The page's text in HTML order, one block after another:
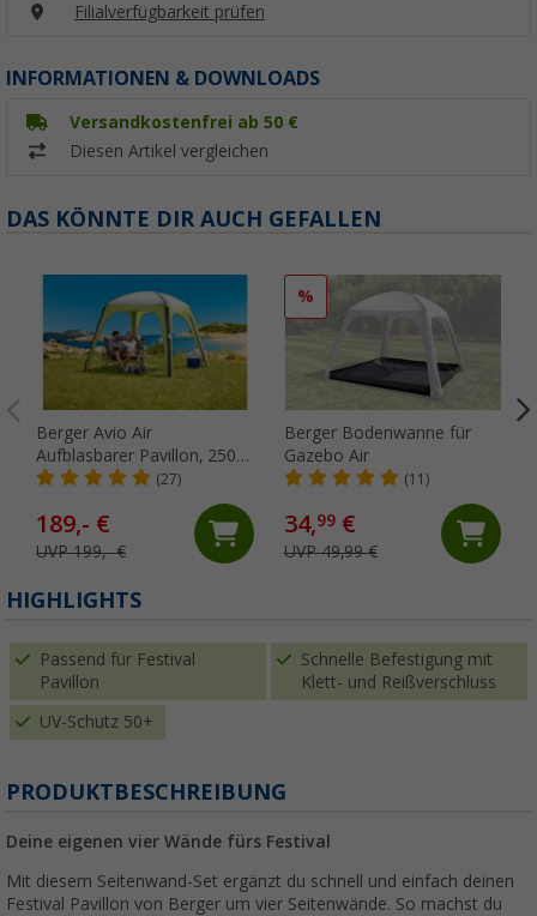
Filialverfügbarkeit prüfen
INFORMATIONEN & DOWNLOADS
Versandkostenfrei ab 50 €
Diesen Artikel vergleichen
DAS KÖNNTE DIR AUCH GEFALLEN
Berger Avio Air
Aufblasbarer Pavillon, 250 x
250 cm
(27)
189,- €
UVP 199,- €
%
Berger Bodenwanne für
Gazebo Air
(11)
34,99€
UVP 49,99 €
HIGHLIGHTS
Passend für Festival
Pavillon
Schnelle Befestigung mit
Klett- und Reißverschluss
UV-Schutz 50+
PRODUKTBESCHREIBUNG
Deine eigenen vier Wände fürs Festival
Mit diesem Seitenwand-Set ergänzt du schnell und einfach deinen
Festival Pavillon von Berger um vier Seitenwände. So machst du